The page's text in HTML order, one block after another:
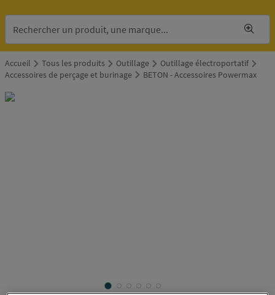
Accueil Tous les produits Outillage
Outillage électroportatif
Accessoires de perçage et burinage
BETON - Accessoires Powermax